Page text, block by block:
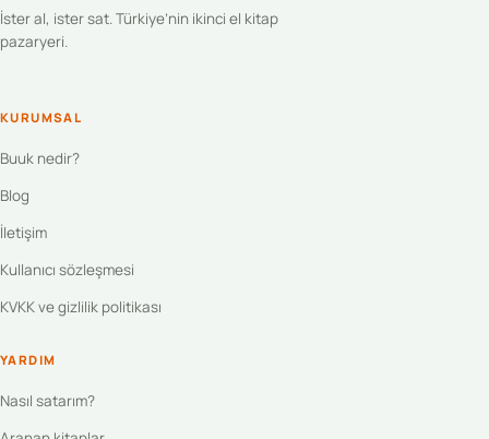
İster al, ister sat. Türkiye’nin ikinci el kitap
pazaryeri.
KURUMSAL
Buuk nedir?
Blog
İletişim
Kullanıcı sözleşmesi
KVKK ve gizlilik politikası
YARDIM
Nasıl satarım?